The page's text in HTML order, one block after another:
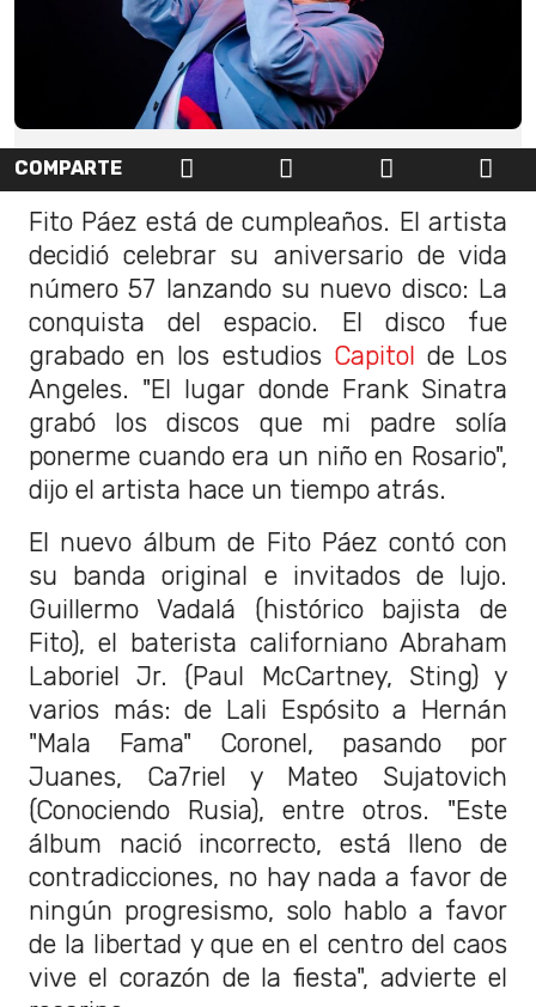
COMPARTE
Fito Páez está de cumpleaños. El artista
decidió celebrar su aniversario de vida
número 57 lanzando su nuevo disco: La
conquista del espacio. El disco fue
grabado en los estudios Capitol de Los
Angeles. "El lugar donde Frank Sinatra
grabó los discos que mi padre solía
ponerme cuando era un niño en Rosario",
dijo el artista hace un tiempo atrás.
El nuevo álbum de Fito Páez contó con
su banda original e invitados de lujo.
Guillermo Vadalá (histórico bajista de
Fito), el baterista californiano Abraham
Laboriel Jr. (Paul McCartney, Sting) y
varios más: de Lali Espósito a Hernán
"Mala Fama" Coronel, pasando por
Juanes, Ca7riel y Mateo Sujatovich
(Conociendo Rusia), entre otros. "Este
álbum nació incorrecto, está lleno de
contradicciones, no hay nada a favor de
ningún progresismo, solo hablo a favor
de la libertad y que en el centro del caos
vive el corazón de la fiesta", advierte el